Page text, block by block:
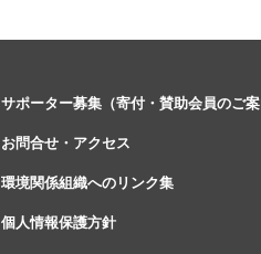
サポーター募集（寄付・賛助会員のご案
お問合せ・アクセス
環境関係組織へのリンク集
個人情報保護方針